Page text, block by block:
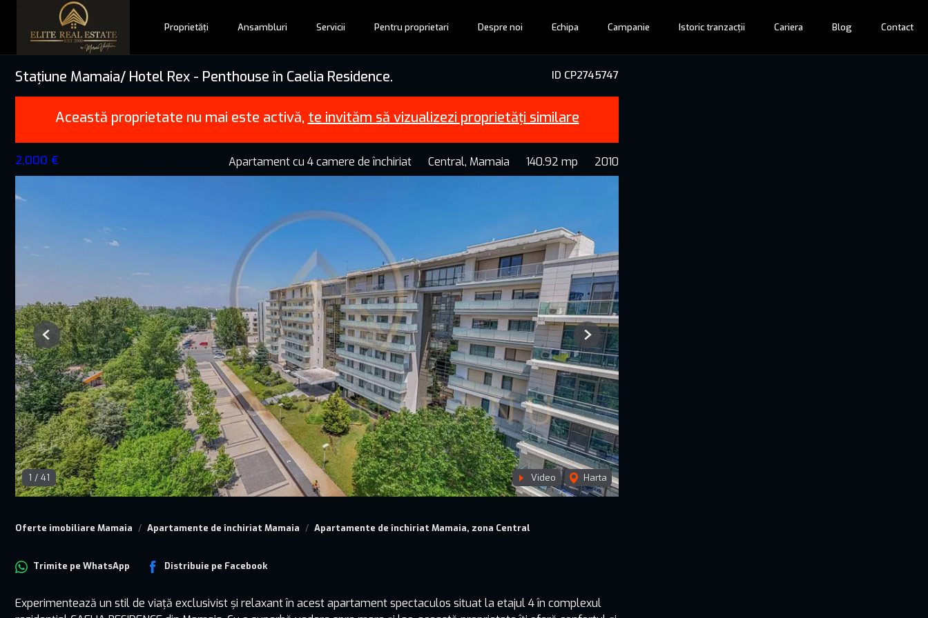
Proprietăți Ansambluri Servicii Pentru proprietari Despre noi Echipa Campanie Istoric tranzacții Cariera Blog Contact
ID CP2745747
Stațiune Mamaia/ Hotel Rex - Penthouse în Caelia Residence.
Această proprietate nu mai este activă, te invităm să vizualizezi proprietăți similare
2,000 € Apartament cu 4 camere de închiriat Central, Mamaia 140.92 mp 2010
1 / 41 Video Harta
Previous Next
Oferte imobiliare Mamaia Apartamente de închiriat Mamaia Apartamente de închiriat Mamaia, zona Central
Trimite pe WhatsApp Distribuie pe Facebook
Experimentează un stil de viață exclusivist și relaxant în acest apartament spectaculos situat la etajul 4 în complexul